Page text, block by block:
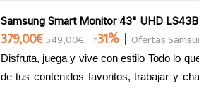
Samsung Smart Monitor 43" UHD
379,00€549,00€ -31% Ofertas
Disfruta, juega y vive con estilo Todo lo
de tus contenidos favoritos, trabajar y